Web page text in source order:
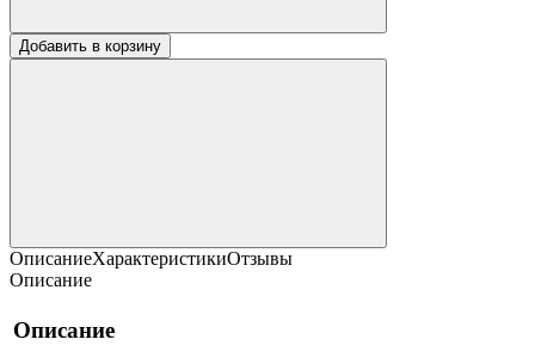
Добавить в корзину
ОписаниеХарактеристикиОтзывы
Описание
Описание